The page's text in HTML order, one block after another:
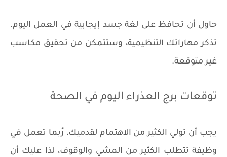
حاول أن تحافظ على لغة جسد إيجابية في العمل اليوم.
تذكر مهاراتك التنظيمية، وستتمكن من تحقيق مكاسب
غير متوقعة.
توقعات برج العذراء اليوم في الصحة
يجب أن تولي الكثير من الاهتمام لقدميك، رُبما تعمل في
وظيفة تتطلب الكثير من المشي والوقوف، لذا عليك أن